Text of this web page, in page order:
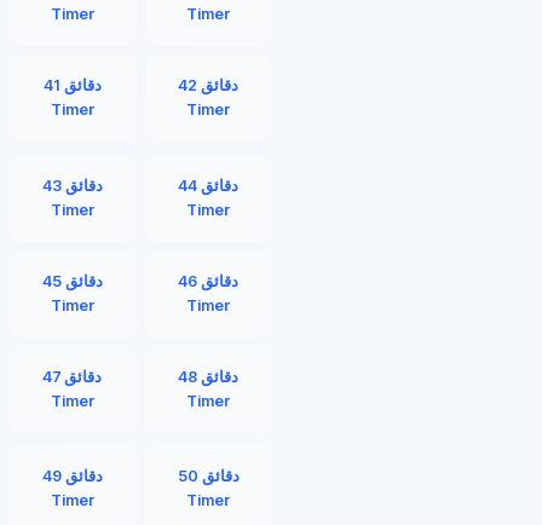
Timer
Timer
41 دقائق
Timer
42 دقائق
Timer
43 دقائق
Timer
44 دقائق
Timer
45 دقائق
Timer
46 دقائق
Timer
47 دقائق
Timer
48 دقائق
Timer
49 دقائق
Timer
50 دقائق
Timer